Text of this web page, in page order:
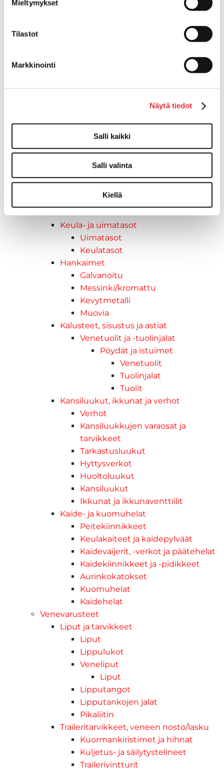
Mieltymykset
Tilastot
Markkinointi
Näytä tiedot
Salli kaikki
Salli valinta
Kiellä
Trailerikoukut
Venerenkaat ja silmukkapultit/-
Vetourat
Kansiruuvikkeet
Jätevesi
Kansiruuvikkeiden varaosat
Muoviseokset
Kansiruuvikkeitten varaosat
Keula- ja uimatasot
Uimatasot
Keulatasot
Hankaimet
Galvanoitu
Messinki/kromattu
Kevytmetalli
Muovia
Kalusteet, sisustus ja astiat
Venetuolit ja -tuolinjalat
Pöydät ja istuimet
Venetuolit
Tuolinjalat
Tuolit
Kansiluukut, ikkunat ja verhot
Verhot
Kansiluukkujen varaosat ja
tarvikkeet
Tarkastusluukut
Hyttysverkot
Huoltoluukut
Kansiluukut
Ikkunat ja ikkunaventtiilit
Kaide- ja kuomuhelat
Peitekiinnikkeet
Keulakaiteet ja kaidepylväät
Kaidevaijerit, -verkot ja päätehelat
Kaidekiinnikkeet ja -pidikkeet
Aurinkokatokset
Kuomuhelat
Kaidehelat
Venevarusteet
Liput ja tarvikkeet
Liput
Lippulukot
Veneliput
Liput
Lipputangot
Lipputankojen jalat
Pikaliitin
Traileritarvikkeet, veneen nosto/lasku
Kuormankiristimet ja hihnat
Kuljetus- ja säilytystelineet
Trailerivintturit